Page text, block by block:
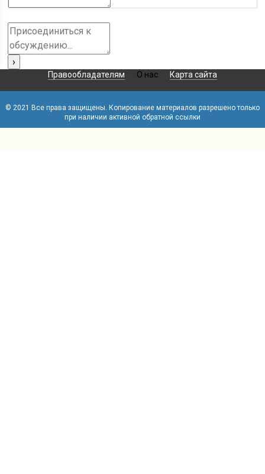
Правообладателям О нас Карта сайта
© 2021 Все права защищены. Копирование материалов разрешено только
при наличии активной обратной ссылки